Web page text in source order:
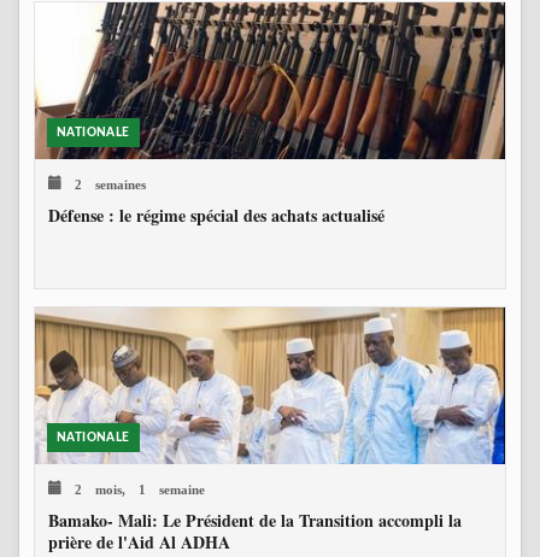
NATIONALE
2 semaines
Défense : le régime spécial des achats actualisé
NATIONALE
2 mois, 1 semaine
Bamako- Mali: Le Président de la Transition accompli la
prière de l'Aid Al ADHA